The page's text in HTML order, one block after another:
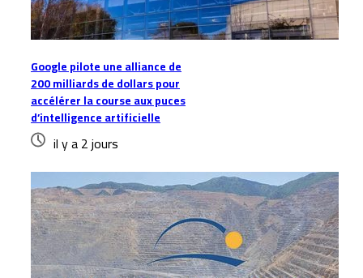
Google pilote une alliance de
200 milliards de dollars pour
accélérer la course aux puces
d’intelligence artificielle
il y a 2 jours